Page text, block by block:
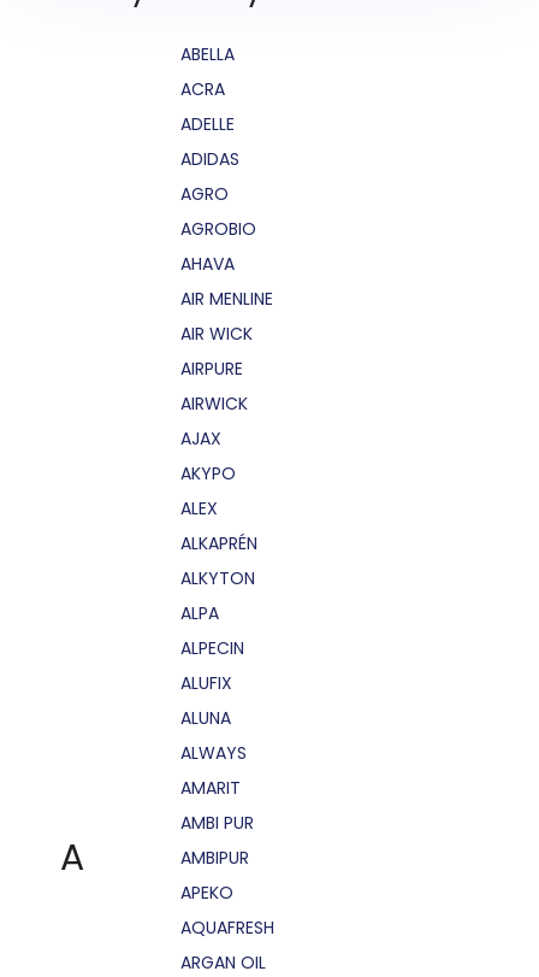
A
ABELLA
ACRA
ADELLE
ADIDAS
AGRO
AGROBIO
AHAVA
AIR MENLINE
AIR WICK
AIRPURE
AIRWICK
AJAX
AKYPO
ALEX
ALKAPRÉN
ALKYTON
ALPA
ALPECIN
ALUFIX
ALUNA
ALWAYS
AMARIT
AMBI PUR
AMBIPUR
APEKO
AQUAFRESH
ARGAN OIL